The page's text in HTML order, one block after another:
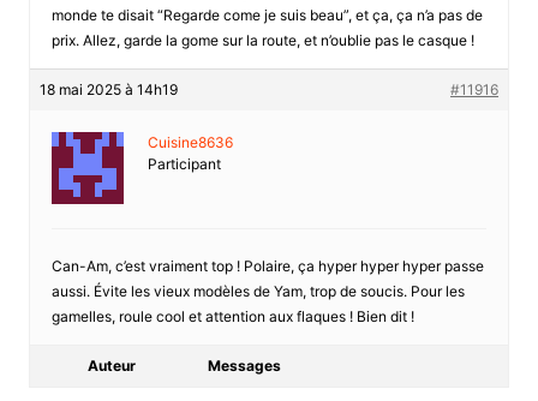
monde te disait “Regarde come je suis beau”, et ça, ça n’a pas de
prix. Allez, garde la gome sur la route, et n’oublie pas le casque !
18 mai 2025 à 14h19 #11916
Cuisine8636
Participant
Can-Am, c’est vraiment top ! Polaire, ça hyper hyper hyper passe
aussi. Évite les vieux modèles de Yam, trop de soucis. Pour les
gamelles, roule cool et attention aux flaques ! Bien dit !
Auteur Messages